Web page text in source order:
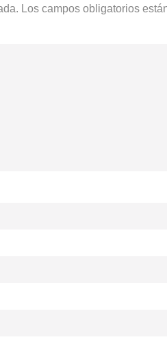
Los campos obligatorios